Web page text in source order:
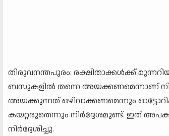
തിരുവനന്തപുരം: രക്ഷിതാക്കള്‍ക്ക്
ബസുകളില്‍ തന്നെ അയക്കണമെന്നാണ്
അയക്കുന്നത് ഒഴിവാക്കണമെന്നും
കയറ്റരുതെന്നും നിര്‍ദ്ദേശമുണ്ട്. ഇത്
നിര്‍ദ്ദേശിച്ചു.